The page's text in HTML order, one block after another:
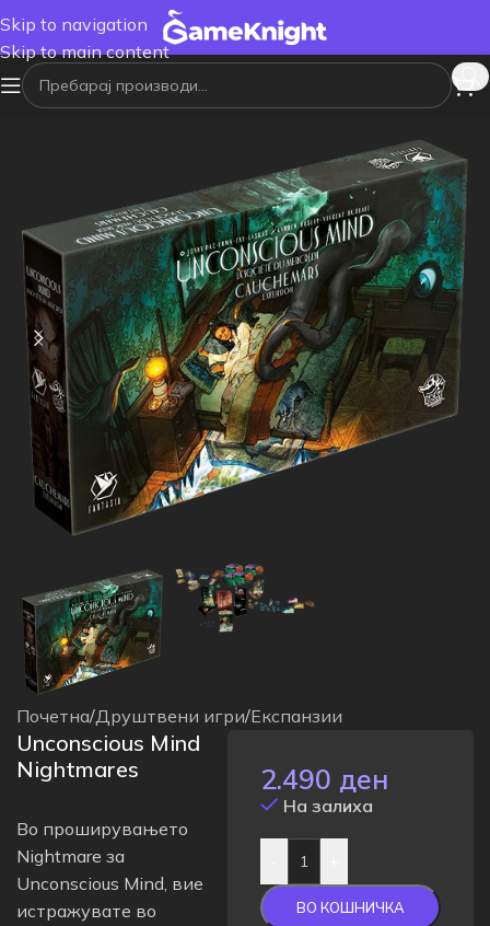
Skip to navigation
Skip to main content
Почетна/Друштвени игри/Експанзии
Unconscious Mind
Nightmares
Во проширувањето
Nightmare за
Unconscious Mind, вие
истражувате во
2.490 ден
На залиха
ВО КОШНИЧКА